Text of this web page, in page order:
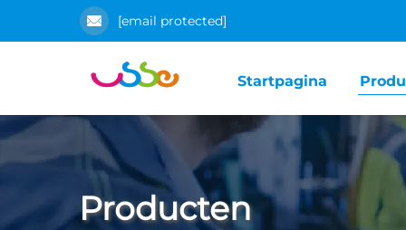
[email protected]
Startpagina
Producten